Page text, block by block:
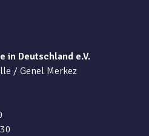
in Deutschland e.V.
/ Genel Merkez